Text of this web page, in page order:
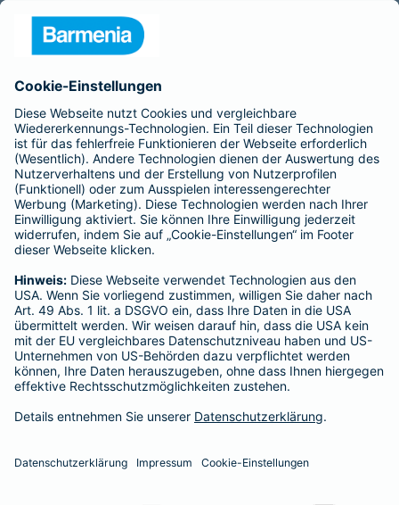
- Barmenia Versicherungen a. G.
- Barmenia Allgemeine Versicherungs-AG
- Gothaer Lebensversicherung AG
- Gothaer Krankenversicherung AG
- ROLAND Rechtsschutz-Versicherungs-AG
- ROLAND Schutzbrief-Versicherung AG
Für meine Tätigkeit erhalte ich eine Provision und sonstige
Vergütungen, die in der zu entrichtenden Versicherungsprämie
enthalten sind.
Schlichtungsstellen
Für Lebens- und Sachversicherungen:
Verein Versicherungsombudsmann eV,
Postfach 080632, 10006 Berlin
Ombudsmann für private Kranken- / Pflege-Versicherungen,